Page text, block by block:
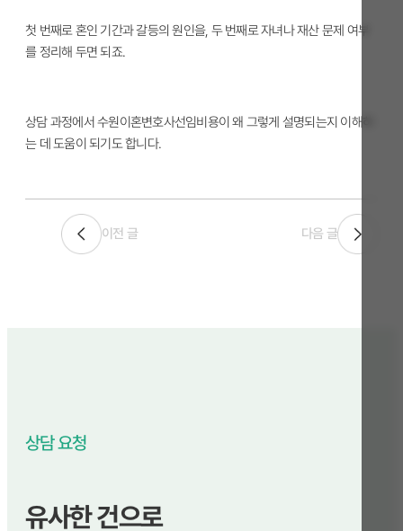
첫 번째로 혼인 기간과 갈등의 원인을, 두 번째로 자녀나 재산 문제 여부
를 정리해 두면 되죠.
상담 과정에서 수원이혼변호사선임비용이 왜 그렇게 설명되는지 이해하
는 데 도움이 되기도 합니다.
이전 글 다음 글
상담 요청
유사한 건으로